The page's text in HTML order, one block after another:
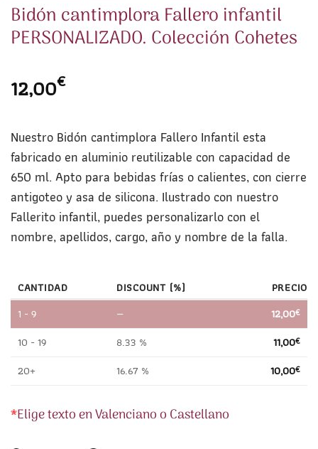
Bidón cantimplora Fallero infantil
PERSONALIZADO. Colección Cohetes
12,00€
Nuestro Bidón cantimplora Fallero Infantil esta
fabricado en aluminio reutilizable con capacidad de
650 ml. Apto para bebidas frías o calientes, con cierre
antigoteo y asa de silicona. Ilustrado con nuestro
Fallerito infantil, puedes personalizarlo con el
nombre, apellidos, cargo, año y nombre de la falla.
CANTIDAD DISCOUNT (%)
PRECIO
1 - 9
— 12,00€
10 - 19 8.33 % 11,00€
20+ 16.67 % 10,00€
*Elige texto en Valenciano o Castellano